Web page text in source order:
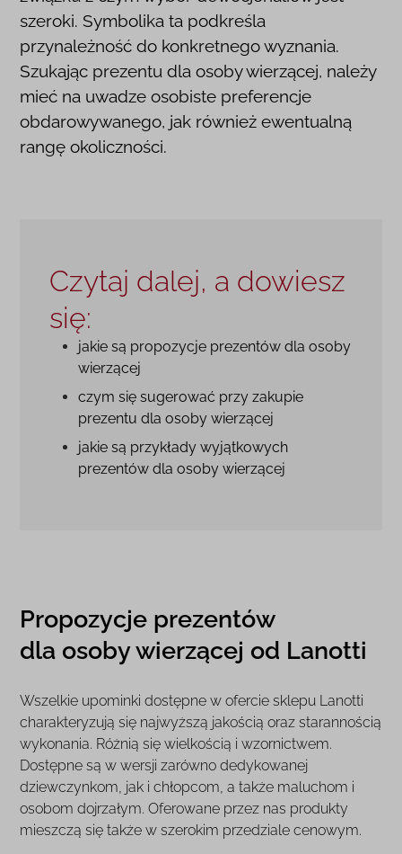
szeroki. Symbolika ta podkreśla
przynależność do konkretnego wyznania.
Szukając prezentu dla osoby wierzącej, należy
mieć na uwadze osobiste preferencje
obdarowywanego, jak również ewentualną
rangę okoliczności.
Czytaj dalej, a dowiesz
się:
jakie są propozycje prezentów dla osoby
wierzącej
czym się sugerować przy zakupie
prezentu dla osoby wierzącej
jakie są przykłady wyjątkowych
prezentów dla osoby wierzącej
Propozycje prezentów
dla osoby wierzącej od Lanotti
Wszelkie upominki dostępne w ofercie sklepu Lanotti
charakteryzują się najwyższą jakością oraz starannością
wykonania. Różnią się wielkością i wzornictwem.
Dostępne są w wersji zarówno dedykowanej
dziewczynkom, jak i chłopcom, a także maluchom i
osobom dojrzałym. Oferowane przez nas produkty
mieszczą się także w szerokim przedziale cenowym.